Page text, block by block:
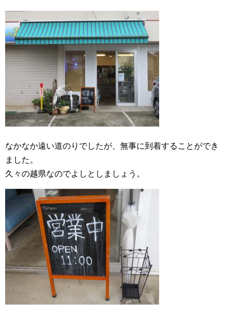
なかなか遠い道のりでしたが、無事に到着することができ
ました。
久々の越県なのでよしとしましょう。